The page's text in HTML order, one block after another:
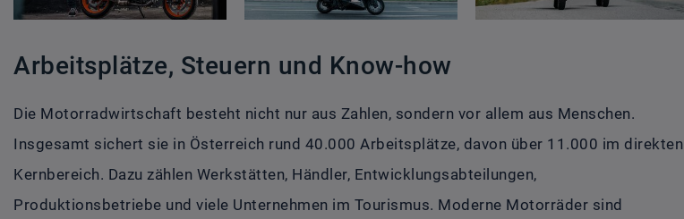
Arbeitsplätze, Steuern und Know-how
Die Motorradwirtschaft besteht nicht nur aus Zahlen, sondern vor allem aus Menschen.
Insgesamt sichert sie in Österreich rund 40.000 Arbeitsplätze, davon über 11.000 im direkten
Kernbereich. Dazu zählen Werkstätten, Händler, Entwicklungsabteilungen,
Produktionsbetriebe und viele Unternehmen im Tourismus. Moderne Motorräder sind